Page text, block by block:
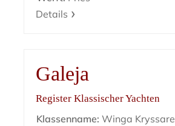
Details
Galeja
Register Klassischer Yachten
Klassenname: Winga Kryssare